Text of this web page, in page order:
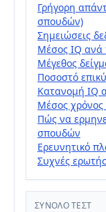
Γρήγορη
σπουδών)
Σημειώσεις
Μέσος IQ ανά
Μέγεθος
Ποσοστό
Κατανομή IQ
Μέσος
Πώς να
σπουδών
Ερευνητικό
Συχνές
ΣΎΝΟΛΟ ΤΕΣΤ